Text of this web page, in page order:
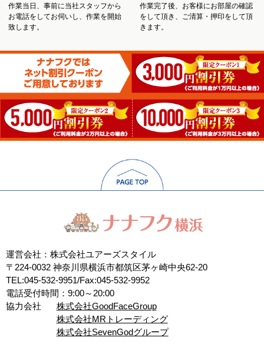
作業当日、事前に当社スタッフから
お電話をしてお伺いし、作業を開始
致します。
作業完了後、お客様にお部屋の確認
をして頂き、ご清算・押印をして頂
きます。
運営会社：株式会社ユアーズスタイル
〒224-0032 神奈川県横浜市都筑区茅ヶ崎中央62-20
TEL:045-532-9951/Fax:045-532-9952
電話受付時間：9:00～20:00
協力会社
株式会社GoodFaceGroup
株式会社MRトレーディング
株式会社SevenGodグループ